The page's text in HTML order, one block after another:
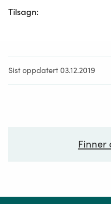
Tilsagn:
Sist oppdatert 03.12.2019
Finner